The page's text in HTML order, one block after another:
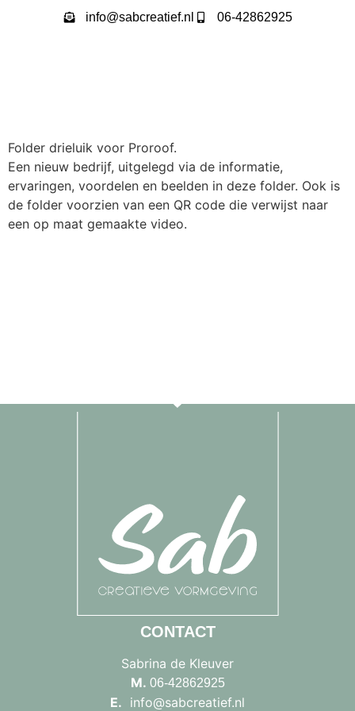
info@sabcreatief.nl 06-42862925
Folder drieluik voor Proroof.
Een nieuw bedrijf, uitgelegd via de informatie,
ervaringen, voordelen en beelden in deze folder. Ook is
de folder voorzien van een QR code die verwijst naar
een op maat gemaakte video.
CONTACT
Sabrina de Kleuver
M. 06-42862925
E. info@sabcreatief.nl